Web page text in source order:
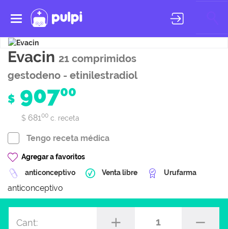
Toggle
navigation
Evacin 21 comprimidos
gestodeno - etinilestradiol
$ 90700
$ 68100 c. receta
Tengo receta médica
Agregar a favoritos
anticonceptivo
Venta libre Urufarma
anticonceptivo
Cant: 1